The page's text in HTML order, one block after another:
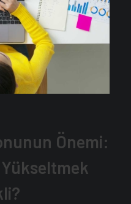
Önemi:
Yükseltmek